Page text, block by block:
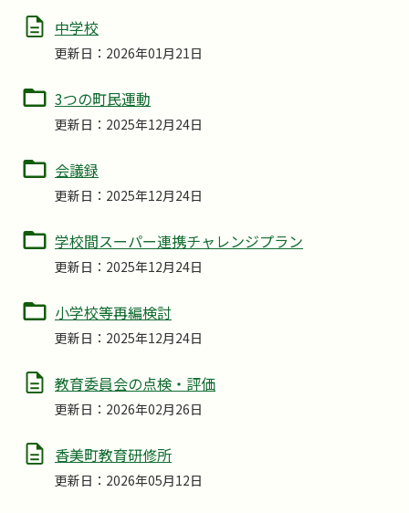
中学校
更新日：2026年01月21日
3つの町民運動
更新日：2025年12月24日
会議録
更新日：2025年12月24日
学校間スーパー連携チャレンジプラン
更新日：2025年12月24日
小学校等再編検討
更新日：2025年12月24日
教育委員会の点検・評価
更新日：2026年02月26日
香美町教育研修所
更新日：2026年05月12日